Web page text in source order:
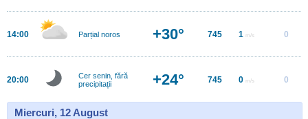
14:00 Parțial noros +30° 745 1 m/s 0
20:00
Cer senin, fără
precipitații
+24° 745 0 m/s 0
Miercuri, 12 August